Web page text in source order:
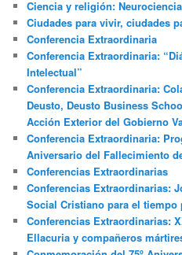
Ciencia y religión:
Ciudades para vivir, ciudades
Conferencia Extraordinaria
Conferencia Extraordinaria:
Intelectual”
Conferencia Extraordinaria:
Deusto, Deusto Business
Acción Exterior del Gobierno
Conferencia Extraordinaria:
Aniversario del Fallecimiento
Conferencias Extraordinarias
Conferencias Extraordinarias:
Social Cristiano para el tiempo
Conferencias Extraordinarias:
Ellacuria y compañeros